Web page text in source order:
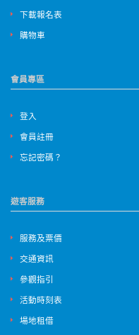
下載報名表
購物車
會員專區
登入
會員註冊
忘記密碼？
遊客服務
服務及票價
交通資訊
參觀指引
活動時刻表
場地租借